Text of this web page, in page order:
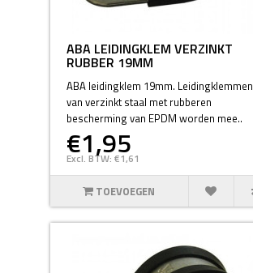
ABA LEIDINGKLEM VERZINKT
RUBBER 19MM
ABA leidingklem 19mm. Leidingklemmen
van verzinkt staal met rubberen
bescherming van EPDM worden mee..
€1,95
Excl. BTW: €1,61
TOEVOEGEN